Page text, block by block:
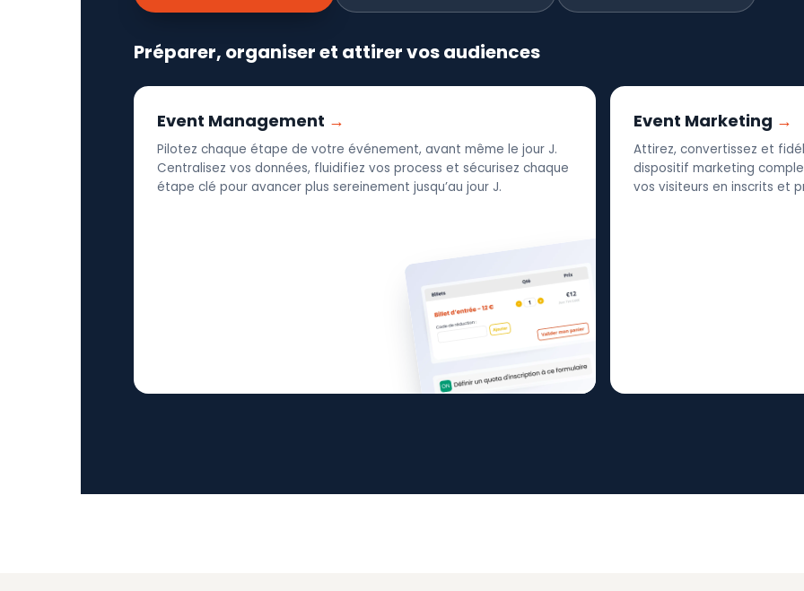
Préparer, organiser et attirer vos audiences
Event Management
Pilotez chaque étape de votre événement, avant même le jour J.
Centralisez vos données, fluidifiez vos process et sécurisez chaque
étape clé pour avancer plus sereinement jusqu’au jour J.
Event Marketing
Attirez, convertissez et
dispositif marketing
vos visiteurs en inscrits et